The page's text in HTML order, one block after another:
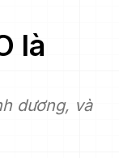
là
dương, và